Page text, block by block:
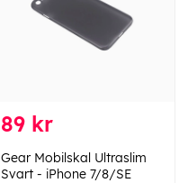
89 kr
Gear Mobilskal Ultraslim
Svart - iPhone 7/8/SE